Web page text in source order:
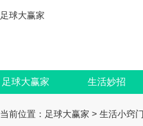
足球大赢家
足球大赢家 生活妙招
当前位置： 足球大赢家 > 生活小窍门